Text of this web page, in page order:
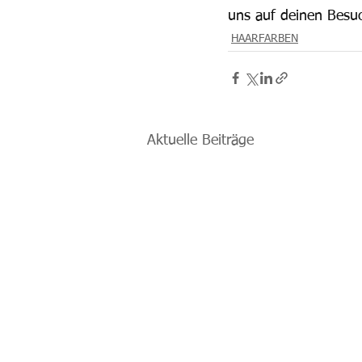
uns auf deinen
HAARFARBEN
Aktuelle Beiträge